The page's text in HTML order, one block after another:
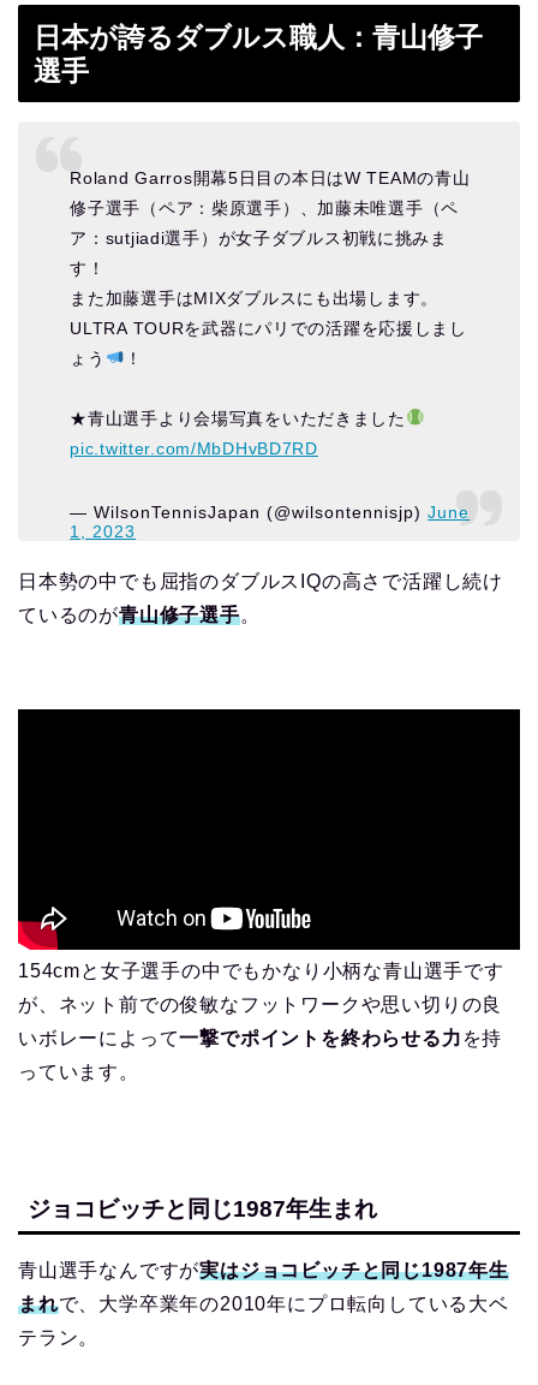
日本が誇るダブルス職人：青山修子
選手
Roland Garros開幕5日目の本日はW TEAMの青山
修子選手（ペア：柴原選手）、加藤未唯選手（ペ
ア：sutjiadi選手）が女子ダブルス初戦に挑みま
す！
また加藤選手はMIXダブルスにも出場します。
ULTRA TOURを武器にパリでの活躍を応援しまし
ょう
！
★青山選手より会場写真をいただきました
pic.twitter.com/MbDHvBD7RD
— WilsonTennisJapan (@wilsontennisjp)June
1, 2023
日本勢の中でも屈指のダブルスIQの高さで活躍し続け
ているのが青山修子選手。
154cmと女子選手の中でもかなり小柄な青山選手です
が、ネット前での俊敏なフットワークや思い切りの良
いボレーによって一撃でポイントを終わらせる力 を持
っています。
ジョコビッチと同じ1987年生まれ
青山選手なんですが実はジョコビッチと同じ1987年生
まれで、大学卒業年の2010年にプロ転向している大ベ
テラン。